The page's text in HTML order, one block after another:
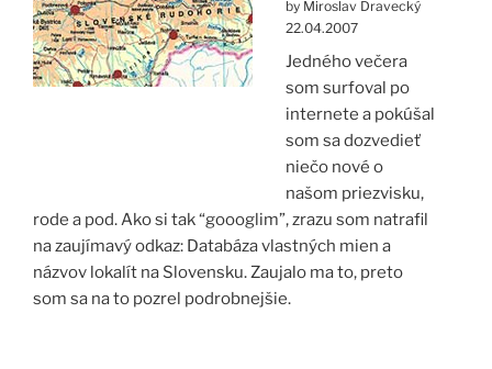
by Miroslav Dravecký
22.04.2007
Jedného večera
som surfoval po
internete a pokúšal
som sa dozvedieť
niečo nové o
našom priezvisku,
rode a pod. Ako si tak “goooglim”, zrazu som natrafil
na zaujímavý odkaz: Databáza vlastných mien a
názvov lokalít na Slovensku. Zaujalo ma to, preto
som sa na to pozrel podrobnejšie.